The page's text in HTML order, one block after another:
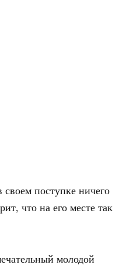
поступке ничего
что на его месте так
молодой